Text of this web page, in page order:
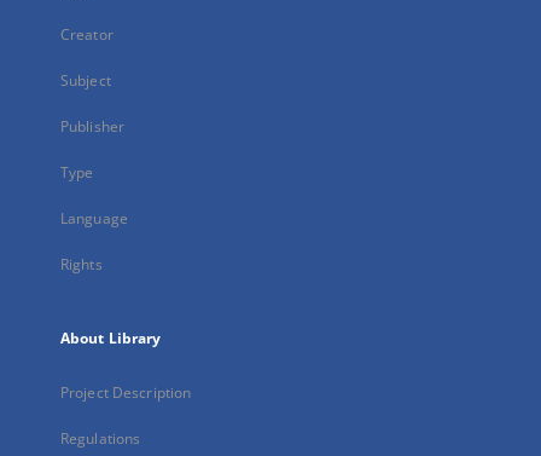
Creator
Subject
Publisher
Type
Language
Rights
About Library
Project Description
Regulations